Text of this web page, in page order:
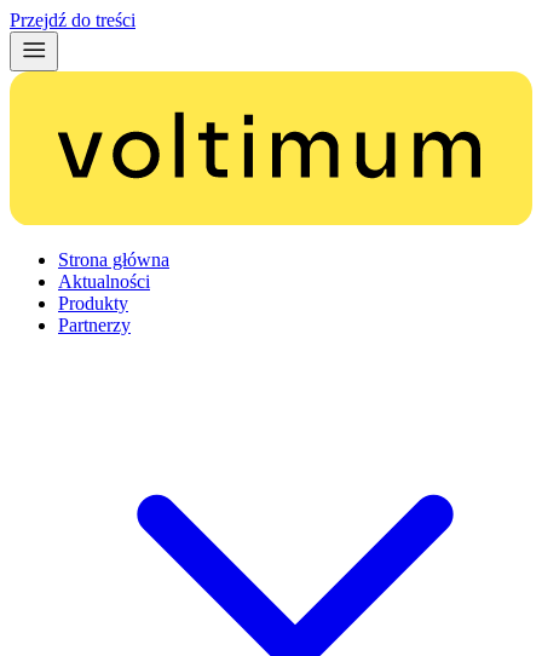
Przejdź do treści
Strona główna
Aktualności
Produkty
Partnerzy